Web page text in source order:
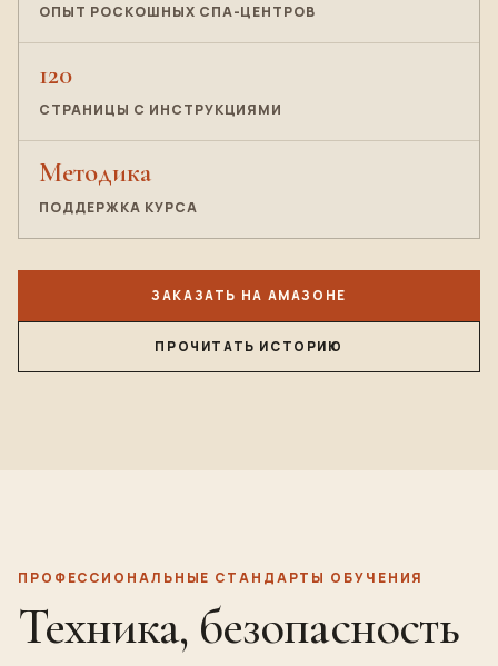
ОПЫТ РОСКОШНЫХ СПА-ЦЕНТРОВ
120
СТРАНИЦЫ С ИНСТРУКЦИЯМИ
Методика
ПОДДЕРЖКА КУРСА
ЗАКАЗАТЬ НА АМАЗОНЕ
ПРОЧИТАТЬ ИСТОРИЮ
ПРОФЕССИОНАЛЬНЫЕ СТАНДАРТЫ ОБУЧЕНИЯ
Техника, безопасность